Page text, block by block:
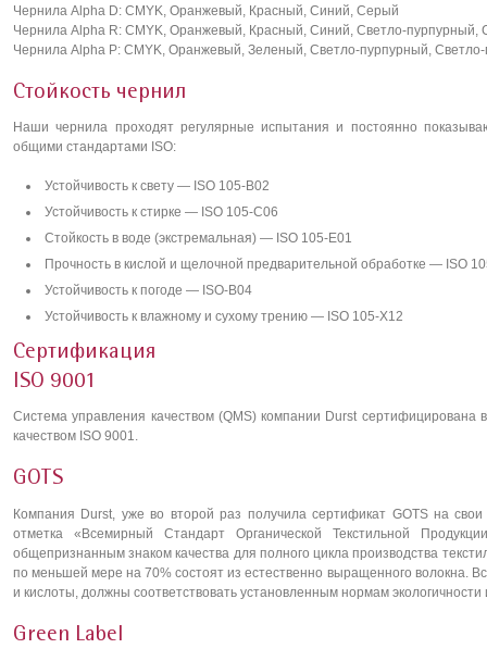
Чернила Alpha D: CMYK, Оранжевый, Красный, Синий, Серый
Чернила Alpha R: CMYK, Оранжевый, Красный, Синий, Светло-пурпурный,
Чернила Alpha P: CMYK, Оранжевый, Зеленый, Светло-пурпурный,
Стойкость чернил
Наши чернила проходят регулярные испытания и постоянно
общими стандартами ISO:
Устойчивость к свету — ISO 105-B02
Устойчивость к стирке — ISO 105-С06
Стойкость в воде (экстремальная) — ISO 105-E01
Прочность в кислой и щелочной предварительной обработке — ISO
Устойчивость к погоде — ISO-B04
Устойчивость к влажному и сухому трению — ISO 105-X12
Сертификация
ISO 9001
Система управления качеством (QMS) компании Durst сертифицирована
качеством ISO 9001.
GOTS
Компания Durst, уже во второй раз получила сертификат GOTS на
отметка «Всемирный Стандарт Органической Текстильной
общепризнанным знаком качества для полного цикла производства
по меньшей мере на 70% состоят из естественно выращенного волокна.
и кислоты, должны соответствовать установленным нормам экологичности
Green Label